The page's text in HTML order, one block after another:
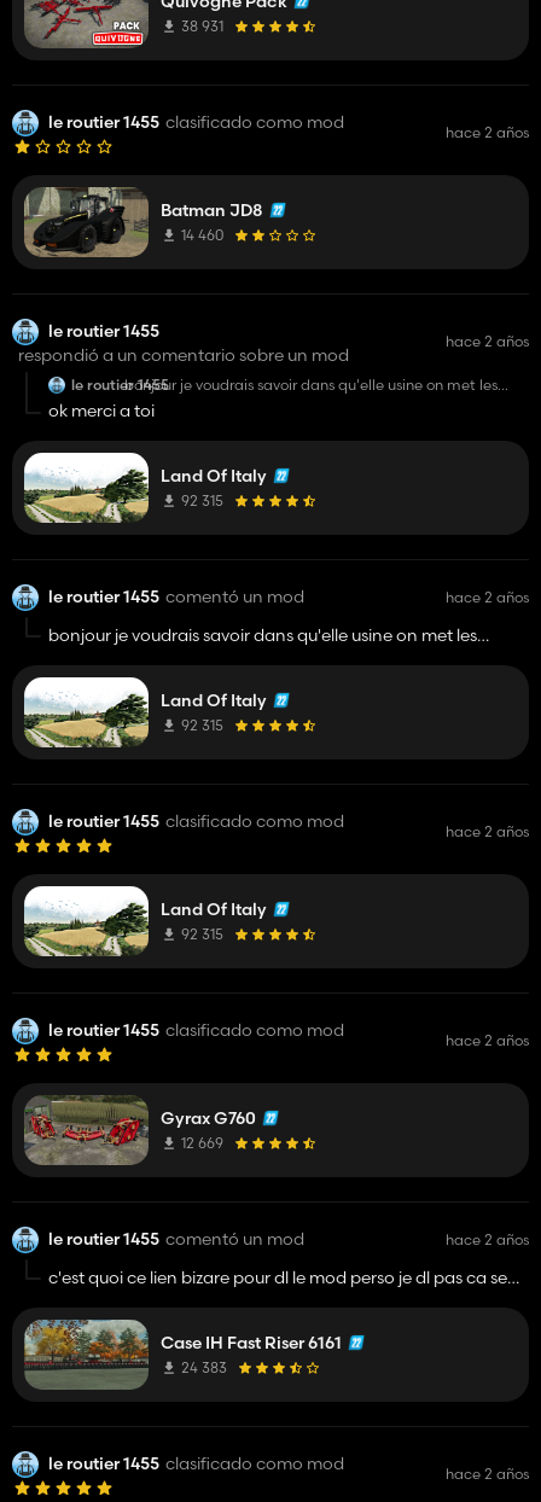
38 931
le routier 1455 clasificado como mod hace 2 años
Batman JD8
14 460
le routier 1455
respondió a un comentario sobre un mod
hace 2 años
le routier 1455bonjour je voudrais savoir dans qu'elle usine on met les
bouteille vide car on peut faire des bouteille de vin mais
ya aucune usine pour les faire
ok merci a toi
Land Of Italy
92 315
le routier 1455 comentó un mod hace 2 años
bonjour je voudrais savoir dans qu'elle usine on met les
aucune usine pour les faire
Land Of Italy
92 315
le routier 1455 clasificado como mod hace 2 años
Land Of Italy
92 315
le routier 1455 clasificado como mod hace 2 años
Gyrax G760
12 669
le routier 1455 comentó un mod hace 2 años
c'est quoi ce lien bizare pour dl le mod perso je dl pas ca sent
Case IH Fast Riser 6161
24 383
le routier 1455 clasificado como mod hace 2 años